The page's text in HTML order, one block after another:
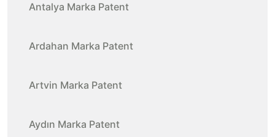
Antalya Marka Patent
Ardahan Marka Patent
Artvin Marka Patent
Aydın Marka Patent